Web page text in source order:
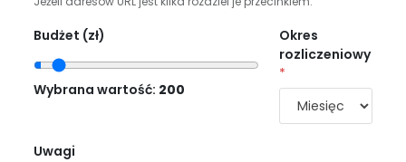
Budżet (zł)
Wybrana wartość: 200
Okres
rozliczeniowy
*
Uwagi